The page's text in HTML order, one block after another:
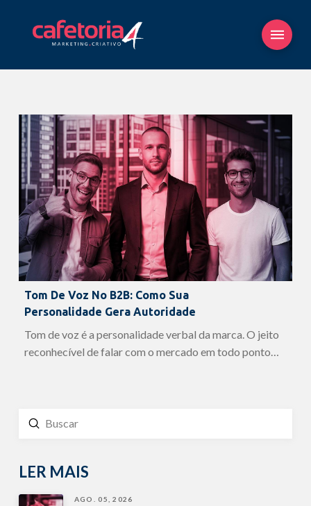
Tom De Voz No B2B: Como Sua
Personalidade Gera Autoridade
Tom de voz é a personalidade verbal da marca. O jeito
reconhecível de falar com o mercado em todo ponto…
Buscar
Enviar
LER MAIS
AGO. 05, 2026